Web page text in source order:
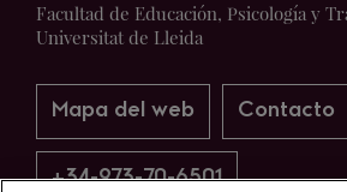
Facultad de Educación, Psicología y
Universitat de Lleida
Mapa del web Contacto
+34-973-70-6501